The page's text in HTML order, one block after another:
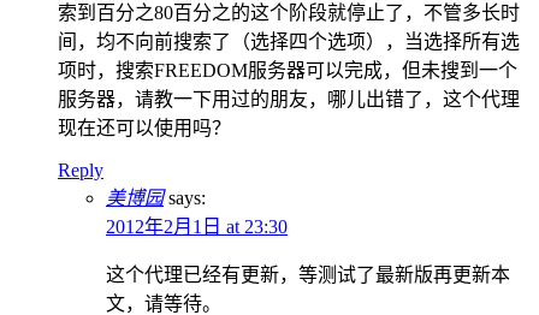
索到百分之80百分之的这个阶段就停止了，不管多长时
间，均不向前搜索了（选择四个选项），当选择所有选
项时，搜索FREEDOM服务器可以完成，但未搜到一个
服务器，请教一下用过的朋友，哪儿出错了，这个代理
现在还可以使用吗？
Reply
美博园 says:
2012年2月1日 at 23:30
这个代理已经有更新，等测试了最新版再更新本
文，请等待。